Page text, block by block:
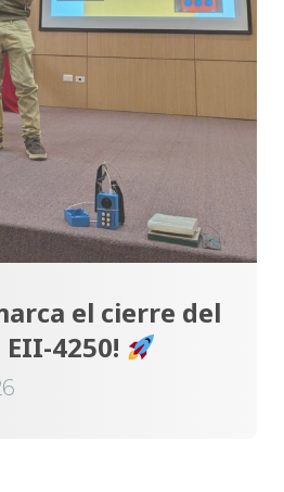
el cierre del
4250!